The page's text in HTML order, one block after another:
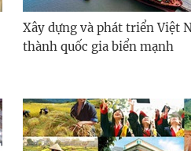
Xây dựng và phát triển Việt
thành quốc gia biển mạnh